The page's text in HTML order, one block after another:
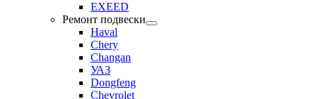
EXEED
Ремонт подвески
Haval
Chery
Changan
УАЗ
Dongfeng
Chevrolet